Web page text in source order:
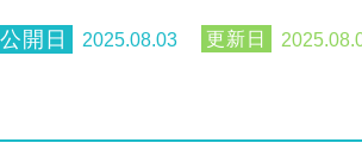
2025.08.03